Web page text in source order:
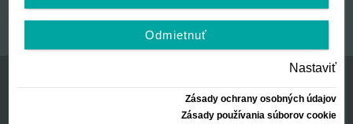
Všeobecné podmienky
© Centrálna nezisková spoločnosť | since 2012
Odmietnuť
Nastaviť
Zásady ochrany osobných údajov
Zásady používania súborov cookie